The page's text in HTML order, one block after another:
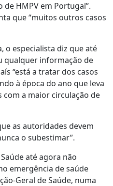
HMPV em Portugal”.
que “muitos outros casos
o especialista diz que até
qualquer informação de
“está a tratar dos casos
à época do ano que leva
com a maior circulação de
as autoridades devem
o subestimar”.
até agora não
emergência de saúde
Geral de Saúde, numa